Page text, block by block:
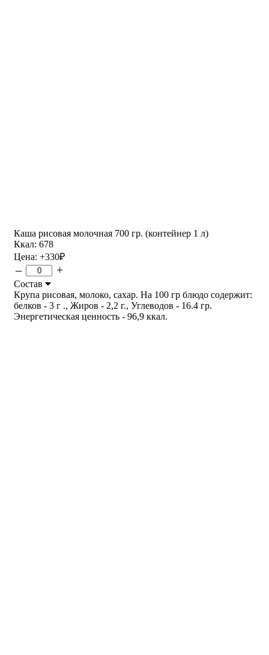
Каша рисовая молочная 700 гр. (контейнер 1 л)
Ккал: 678
Цена: +330₽
– +
Состав
Крупа рисовая, молоко, сахар. На 100 гр блюдо содержит:
белков - 3 г ., Жиров - 2,2 г., Углеводов - 16.4 гр.
Энергетическая ценность - 96,9 ккал.